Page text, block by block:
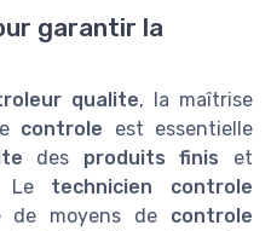
garantir la
qualite, la maîtrise
controle est essentielle
des produits finis et
Le technicien controle
de moyens de controle